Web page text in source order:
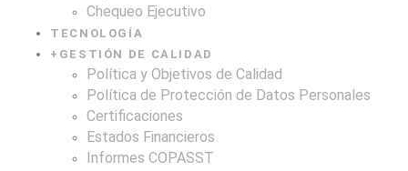
Chequeo Ejecutivo
TECNOLOGÍA
+ GESTIÓN DE CALIDAD
Política y Objetivos de Calidad
Política de Protección de Datos Personales
Certificaciones
Estados Financieros
Informes COPASST